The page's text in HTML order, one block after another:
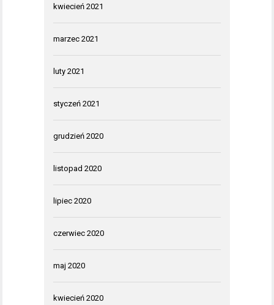
kwiecień 2021
marzec 2021
luty 2021
styczeń 2021
grudzień 2020
listopad 2020
lipiec 2020
czerwiec 2020
maj 2020
kwiecień 2020